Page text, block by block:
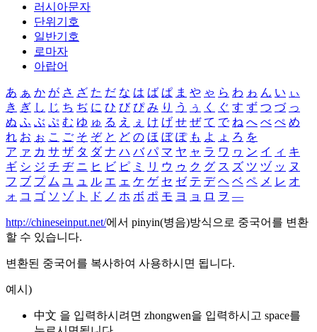
러시아문자
단위기호
일반기호
로마자
아랍어
あ ぁ か が さ ざ た だ な は ば ぱ ま や ゃ ら わ ゎ ん い ぃ
き ぎ し じ ち ぢ に ひ び ぴ み り う ぅ く ぐ す ず つ づ っ
ぬ ふ ぶ ぷ む ゆ ゅ る え ぇ け げ せ ぜ て で ね へ べ ぺ め
れ お ぉ こ ご そ ぞ と ど の ほ ぼ ぽ も よ ょ ろ を
ア ァ カ サ ザ タ ダ ナ ハ バ パ マ ヤ ャ ラ ワ ヮ ン イ ィ キ
ギ シ ジ チ ヂ ニ ヒ ビ ピ ミ リ ウ ゥ ク グ ス ズ ツ ヅ ッ ヌ
フ ブ プ ム ユ ュ ル エ ェ ケ ゲ セ ゼ テ デ ヘ ベ ペ メ レ オ
ォ コ ゴ ソ ゾ ト ド ノ ホ ボ ポ モ ヨ ョ ロ ヲ ―
http://chineseinput.net/에서 pinyin(병음)방식으로 중국어를 변환
할 수 있습니다.
변환된 중국어를 복사하여 사용하시면 됩니다.
예시)
中文 을 입력하시려면 zhongwen을 입력하시고 space를